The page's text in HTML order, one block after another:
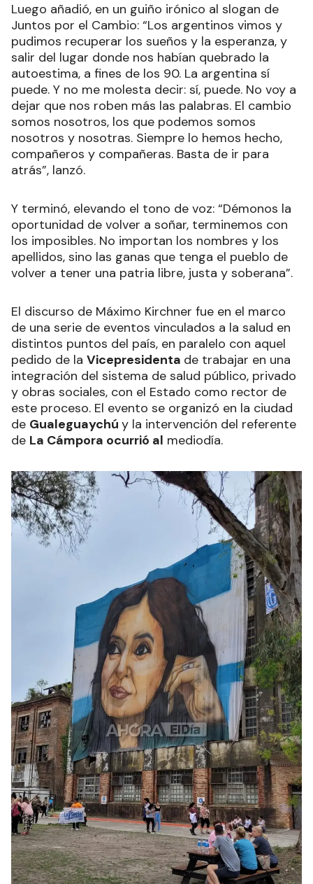
Luego añadió, en un guiño irónico al slogan de
Juntos por el Cambio: “Los argentinos vimos y
pudimos recuperar los sueños y la esperanza, y
salir del lugar donde nos habían quebrado la
autoestima, a fines de los 90. La argentina sí
puede. Y no me molesta decir: sí, puede. No voy a
dejar que nos roben más las palabras. El cambio
somos nosotros, los que podemos somos
nosotros y nosotras. Siempre lo hemos hecho,
compañeros y compañeras. Basta de ir para
atrás”, lanzó.
Y terminó, elevando el tono de voz: “Démonos la
oportunidad de volver a soñar, terminemos con
los imposibles. No importan los nombres y los
apellidos, sino las ganas que tenga el pueblo de
volver a tener una patria libre, justa y soberana”.
El discurso de Máximo Kirchner fue en el marco
de una serie de eventos vinculados a la salud en
distintos puntos del país, en paralelo con aquel
pedido de la Vicepresidenta de trabajar en una
integración del sistema de salud público, privado
y obras sociales, con el Estado como rector de
este proceso. El evento se organizó en la ciudad
de Gualeguaychú y la intervención del referente
de La Cámpora ocurrió al mediodía.